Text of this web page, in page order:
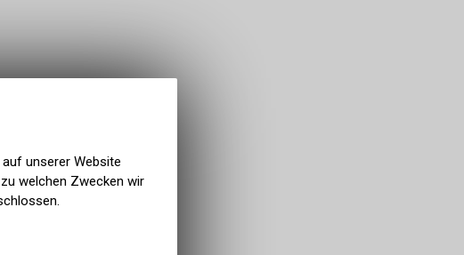
unserer Website
welchen Zwecken wir